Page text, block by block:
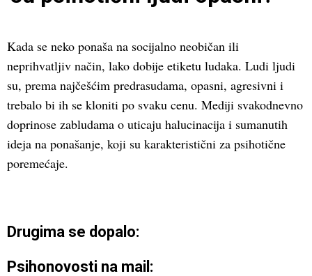
Kada se neko ponaša na socijalno neobičan ili
neprihvatljiv način, lako dobije etiketu ludaka. Ludi ljudi
su, prema najčešćim predrasudama, opasni, agresivni i
trebalo bi ih se kloniti po svaku cenu. Mediji svakodnevno
doprinose zabludama o uticaju halucinacija i sumanutih
ideja na ponašanje, koji su karakteristični za psihotične
poremećaje.
Drugima se dopalo:
Psihonovosti na mail: